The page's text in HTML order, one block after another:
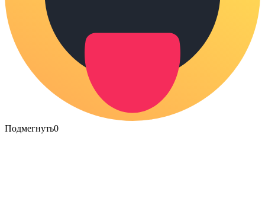
Подмегнуть0